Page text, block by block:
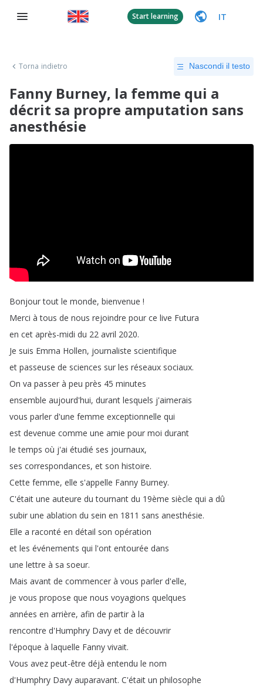
Start learning IT
Torna indietro Nascondi il testo
Fanny Burney, la femme qui a
décrit sa propre amputation sans
anesthésie
Bonjour tout le monde, bienvenue !
Merci à tous de nous rejoindre pour ce live Futura
en cet après-midi du 22 avril 2020.
Je suis Emma Hollen, journaliste scientifique
et passeuse de sciences sur les réseaux sociaux.
On va passer à peu près 45 minutes
ensemble aujourd'hui, durant lesquels j'aimerais
vous parler d'une femme exceptionnelle qui
est devenue comme une amie pour moi durant
le temps où j'ai étudié ses journaux,
ses correspondances, et son histoire.
Cette femme, elle s'appelle Fanny Burney.
C'était une auteure du tournant du 19ème siècle qui a dû
subir une ablation du sein en 1811 sans anesthésie.
Elle a raconté en détail son opération
et les événements qui l'ont entourée dans
une lettre à sa soeur.
Mais avant de commencer à vous parler d'elle,
je vous propose que nous voyagions quelques
années en arrière, afin de partir à la
rencontre d'Humphry Davy et de découvrir
l'époque à laquelle Fanny vivait.
Vous avez peut-être déjà entendu le nom
d'Humphry Davy auparavant. C'était un philosophe